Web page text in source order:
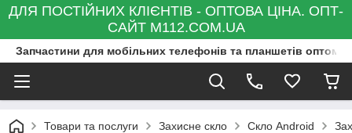
ДЛЯ ПОСТІЙНИХ КЛІЄНТІВ - ОПТОВА ЦІНА. ОПТ-
САЙТ M112.COM.UA
Запчастини для мобільних телефонів та планшетів оптом
Товари та послуги Захисне скло Скло Android